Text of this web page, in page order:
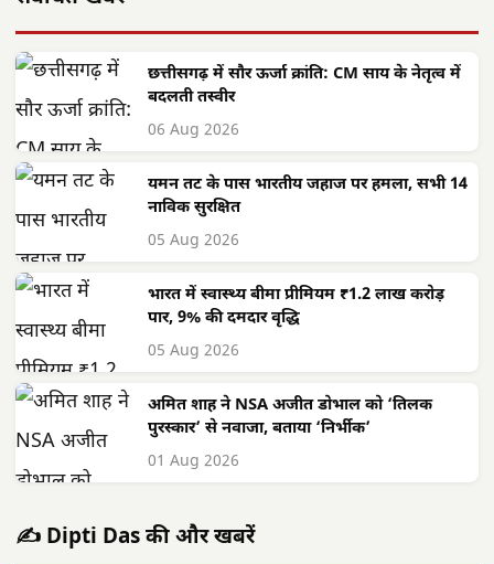
छत्तीसगढ़ में सौर ऊर्जा क्रांति: CM साय के नेतृत्व में
बदलती तस्वीर
06 Aug 2026
यमन तट के पास भारतीय जहाज पर हमला, सभी 14
नाविक सुरक्षित
05 Aug 2026
भारत में स्वास्थ्य बीमा प्रीमियम ₹1.2 लाख करोड़
पार, 9% की दमदार वृद्धि
05 Aug 2026
अमित शाह ने NSA अजीत डोभाल को ‘तिलक
पुरस्कार’ से नवाजा, बताया ‘निर्भीक’
01 Aug 2026
✍️ Dipti Das की और खबरें